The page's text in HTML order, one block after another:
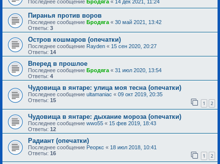
Последнее сообщение Бродяга « 14 дек 2021, 11:24
Пиранья против воров
Последнее сообщение Бродяга « 30 май 2021, 13:42
Ответы: 3
Остров кошмаров (опечатки)
Последнее сообщение Rayden « 15 сен 2020, 20:27
Ответы: 14
Вперед в прошлое
Последнее сообщение Бродяга « 31 июл 2020, 13:54
Ответы: 4
Чудовища в янтаре: улица моя тесна (опечатки)
Последнее сообщение ultamaniac « 09 окт 2019, 20:35
Ответы: 15 1 2
Чудовища в янтаре: дыхание мороза (опечатки)
Последнее сообщение wwo55 « 15 фев 2019, 18:43
Ответы: 12
Радиант (опечатки)
Последнее сообщение Реоркс « 18 июл 2018, 10:41
Ответы: 16 1 2